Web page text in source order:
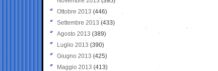
Ottobre 2013 (446)
Settembre 2013 (433)
Agosto 2013 (389)
Luglio 2013 (390)
Giugno 2013 (425)
Maggio 2013 (413)